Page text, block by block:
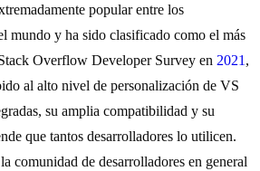
popular entre los
mundo y ha sido clasificado como el más
Overflow Developer Survey en 2021 ,
al alto nivel de personalización de VS
su amplia compatibilidad y su
que tantos desarrolladores lo utilicen.
comunidad de desarrolladores en general